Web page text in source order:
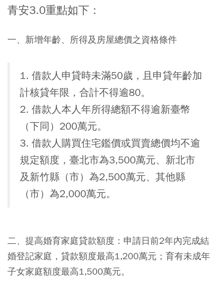
青安3.0重點如下：
一、新增年齡、所得及房屋總價之資格條件
1. 借款人申貸時未滿50歲，且申貸年齡加
計核貸年限，合計不得逾80。
2. 借款人本人年所得總額不得逾新臺幣
（下同）200萬元。
3. 借款人購買住宅鑑價或買賣總價均不逾
規定額度，臺北市為3,500萬元、新北市
及新竹縣（市）為2,500萬元、其他縣
（市）為2,000萬元。
二、提高婚育家庭貸款額度：申請日前2年內完成結
婚登記家庭，貸款額度最高1,200萬元；育有未成年
子女家庭額度最高1,500萬元。